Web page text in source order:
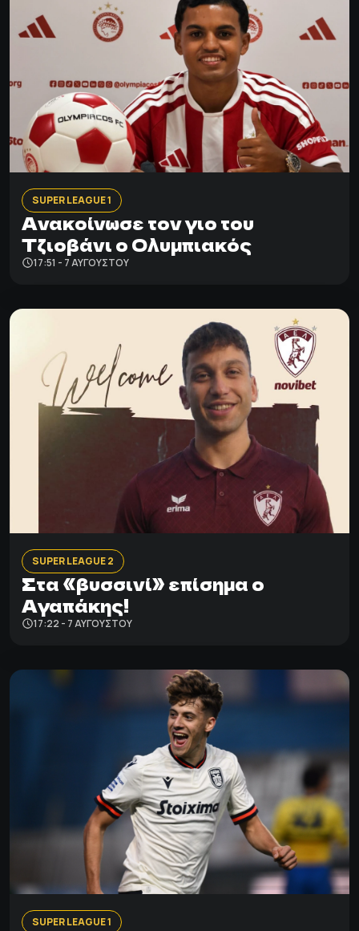
SUPER LEAGUE 1
Ανακοίνωσε τον γιο του
Τζιοβάνι ο Ολυμπιακός
17:51 - 7 ΑΥΓΟΎΣΤΟΥ
SUPER LEAGUE 2
Στα «βυσσινί» επίσημα ο
Αγαπάκης!
17:22 - 7 ΑΥΓΟΎΣΤΟΥ
SUPER LEAGUE 1